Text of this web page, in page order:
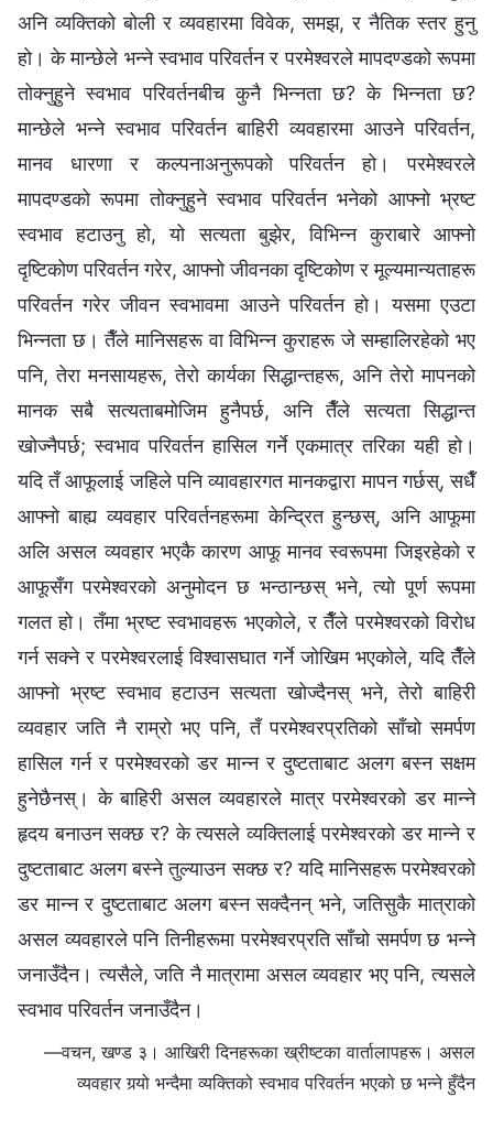
अनि व्यक्तिको बोली र व्यवहारमा विवेक, समझ, र नैतिक स्तर हुनु
हो। के मान्छेले भन्‍ने स्वभाव परिवर्तन र परमेश्‍वरले मापदण्डको रूपमा
तोक्‍नुहुने स्वभाव परिवर्तनबीच कुनै भिन्‍नता छ? के भिन्‍नता छ?
मान्छेले भन्‍ने स्वभाव परिवर्तन बाहिरी व्यवहारमा आउने परिवर्तन,
मानव धारणा र कल्पनाअनुरूपको परिवर्तन हो। परमेश्‍वरले
मापदण्डको रूपमा तोक्‍नुहुने स्वभाव परिवर्तन भनेको आफ्नो भ्रष्ट
स्वभाव हटाउनु हो, यो सत्यता बुझेर, विभिन्‍न कुराबारे आफ्नो
दृष्टिकोण परिवर्तन गरेर, आफ्नो जीवनका दृष्टिकोण र मूल्यमान्यताहरू
परिवर्तन गरेर जीवन स्वभावमा आउने परिवर्तन हो। यसमा एउटा
भिन्‍नता छ। तैँले मानिसहरू वा विभिन्‍न कुराहरू जे सम्हालिरहेको भए
पनि, तेरा मनसायहरू, तेरो कार्यका सिद्धान्तहरू, अनि तेरो मापनको
मानक सबै सत्यताबमोजिम हुनैपर्छ, अनि तैँले सत्यता सिद्धान्त
खोज्नैपर्छ; स्वभाव परिवर्तन हासिल गर्ने एकमात्र तरिका यही हो।
यदि तँ आफूलाई जहिले पनि व्यावहारगत मानकद्वारा मापन गर्छस्, सधैँ
आफ्नो बाह्य व्यवहार परिवर्तनहरूमा केन्द्रित हुन्छस्, अनि आफूमा
अलि असल व्यवहार भएकै कारण आफू मानव स्वरूपमा जिइरहेको र
आफूसँग परमेश्‍वरको अनुमोदन छ भन्ठान्छस् भने, त्यो पूर्ण रूपमा
गलत हो। तँमा भ्रष्ट स्वभावहरू भएकोले, र तैँले परमेश्‍वरको विरोध
गर्न सक्ने र परमेश्‍वरलाई विश्‍वासघात गर्ने जोखिम भएकोले, यदि तैँले
आफ्नो भ्रष्ट स्वभाव हटाउन सत्यता खोज्दैनस् भने, तेरो बाहिरी
व्यवहार जति नै राम्रो भए पनि, तँ परमेश्‍वरप्रतिको साँचो समर्पण
हासिल गर्न र परमेश्‍वरको डर मान्‍न र दुष्टताबाट अलग बस्न सक्षम
हुनेछैनस्। के बाहिरी असल व्यवहारले मात्र परमेश्‍वरको डर मान्‍ने
हृदय बनाउन सक्छ र? के त्यसले व्यक्तिलाई परमेश्‍वरको डर मान्‍ने र
दुष्टताबाट अलग बस्ने तुल्याउन सक्छ र? यदि मानिसहरू परमेश्‍वरको
डर मान्‍न र दुष्टताबाट अलग बस्न सक्दैनन् भने, जतिसुकै मात्राको
असल व्यवहारले पनि तिनीहरूमा परमेश्‍वरप्रति साँचो समर्पण छ भन्‍ने
जनाउँदैन। त्यसैले, जति नै मात्रामा असल व्यवहार भए पनि, त्यसले
स्वभाव परिवर्तन जनाउँदैन।
—वचन, खण्ड ३। आखिरी दिनहरूका ख्रीष्टका वार्तालापहरू। असल
व्यवहार गर्‍यो भन्दैमा व्यक्तिको स्वभाव परिवर्तन भएको छ भन्‍ने हुँदैन